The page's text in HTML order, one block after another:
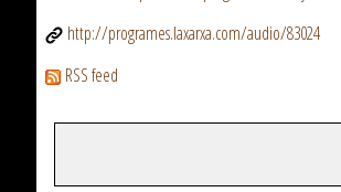
http://programes.laxarxa.com/audio/83024
RSS feed